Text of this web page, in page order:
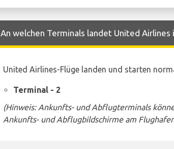
An welchen Terminals landet United
United Airlines-Flüge landen und starten
Terminal - 2
(Hinweis: Ankunfts- und Abflugterminals
Ankunfts- und Abflugbildschirme am